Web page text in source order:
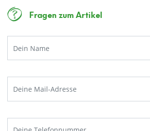
Fragen zum Artikel